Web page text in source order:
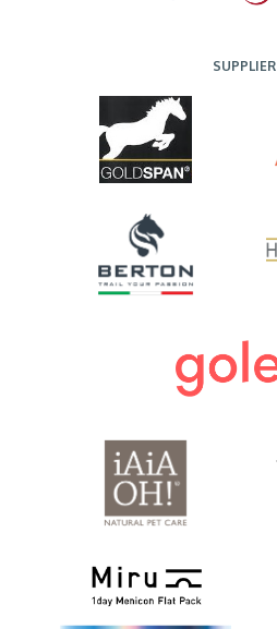
SUPPLIER